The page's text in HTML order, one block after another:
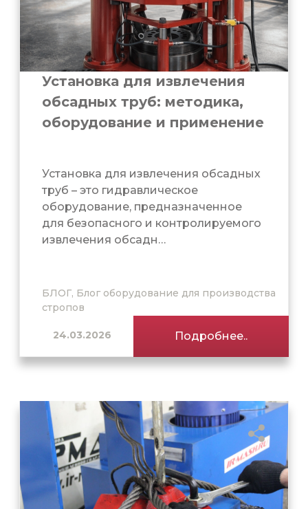
Установка для извлечения
обсадных труб: методика,
оборудование и применение
Установка для извлечения обсадных
труб – это гидравлическое
оборудование, предназначенное
для безопасного и контролируемого
извлечения обсадн…
БЛОГ, Блог оборудование для производства
стропов
24.03.2026 Подробнее..